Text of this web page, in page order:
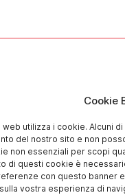
Cookie
web utilizza i cookie. Alcuni
del nostro sito e non
non essenziali per scopi
di questi cookie è
con questo banner
vostra esperienza di